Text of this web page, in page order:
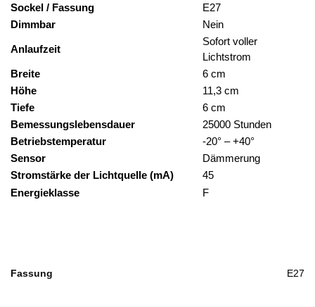
Sockel / Fassung
E27
Dimmbar
Nein
Anlaufzeit
Sofort voller
Lichtstrom
Breite
6 cm
Höhe
11,3 cm
Tiefe
6 cm
Bemessungslebensdauer
25000 Stunden
Betriebstemperatur
-20° – +40°
Sensor
Dämmerung
Stromstärke der Lichtquelle (mA)
45
Energieklasse
F
Fassung E27